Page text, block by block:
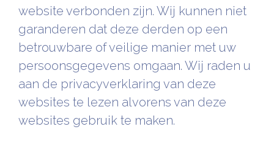
website verbonden zijn. Wij kunnen niet
garanderen dat deze derden op een
betrouwbare of veilige manier met uw
persoonsgegevens omgaan. Wij raden u
aan de privacyverklaring van deze
websites te lezen alvorens van deze
websites gebruik te maken.